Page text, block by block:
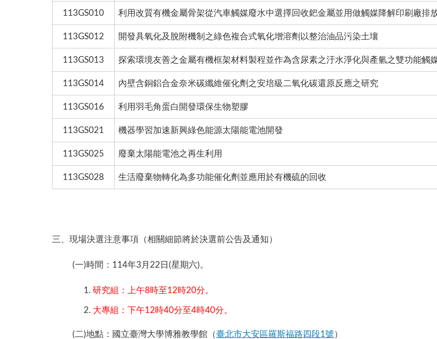
113GS010 利用改質有機金屬骨架從汽車觸媒廢水中選擇回收鈀金屬並用做觸媒降解印刷廠排
113GS012 開發具氧化及脫附機制之綠色複合式氧化增溶劑以整治油品污染土壤
113GS013 探索環境友善之金屬有機框架材料製程並作為含尿素之汙水淨化與產氫之雙功能觸
113GS014 內壁含銅鋁合金奈米碳纖維催化劑之安培級二氧化碳還原反應之研究
113GS016 利用羽毛角蛋白開發環保生物塑膠
113GS021 機器學習加速新興綠色能源太陽能電池開發
113GS025 廢棄太陽能電池之再生利用
113GS028 生活廢棄物轉化為多功能催化劑並應用於有機硫的回收
三、現場決選注意事項（相關細節將於決選前公告及通知）
(一)時間：114年3月22日(星期六)。
研究組：上午8時至12時20分。
大專組：下午12時40分至4時40分。
(二)地點：國立臺灣大學博雅教學館（臺北市大安區羅斯福路四段1號）